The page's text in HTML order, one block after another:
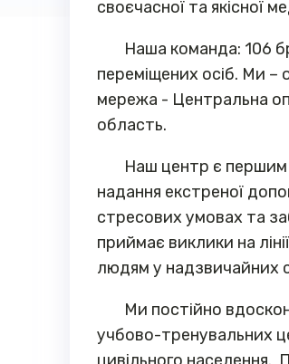
своєчасної та якісної
Наша команда: 106
переміщених осіб. Ми –
мережа - Центральна
область.
Наш центр є першим
надання екстреної
стресових умовах та
приймає виклики на
людям у надзвичайних
Ми постійно
учбово-тренувальних